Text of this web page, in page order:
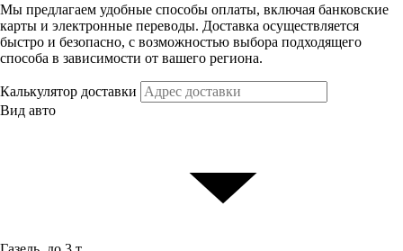
Мы предлагаем удобные способы оплаты, включая банковские
карты и электронные переводы. Доставка осуществляется
быстро и безопасно, с возможностью выбора подходящего
способа в зависимости от вашего региона.
Калькулятор доставки
Вид авто